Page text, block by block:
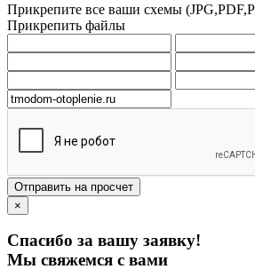
Прикрепите все ваши схемы
Прикрепить файлы
Отправить на просчет
×
Спасибо за вашу заявку!
Мы свяжемся с вами